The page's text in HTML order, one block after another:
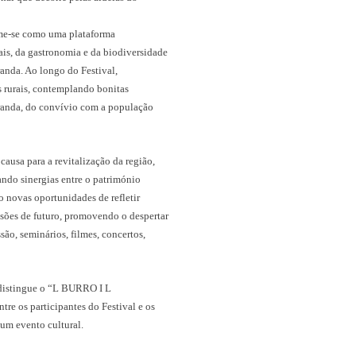
se como uma plataforma
da gastronomia e da biodiversidade
Ao longo do Festival,
rurais, contemplando bonitas
do convívio com a população
para a revitalização da região,
sinergias entre o património
oportunidades de refletir
de futuro, promovendo o despertar
seminários, filmes, concertos,
o “L BURRO I L
os participantes do Festival e os
evento cultural.